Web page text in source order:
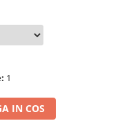
1
IN COS